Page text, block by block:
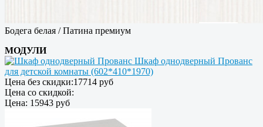
Бодега белая / Патина премиум
МОДУЛИ
Шкаф однодверный Прованс
для детской комнаты (602*410*1970)
Цена без скидки:17714 руб
Цена со скидкой:
Цена: 15943 руб